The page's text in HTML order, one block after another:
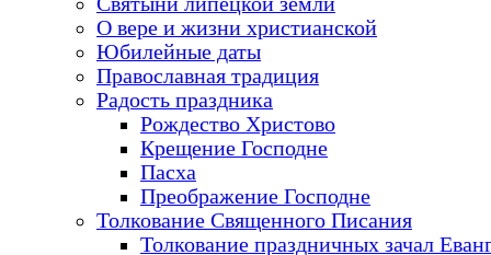
О вере и жизни христианской
Юбилейные даты
Православная традиция
Радость праздника
Рождество Христово
Крещение Господне
Пасха
Преображение Господне
Толкование Священного Писания
Толкование праздничных зачал